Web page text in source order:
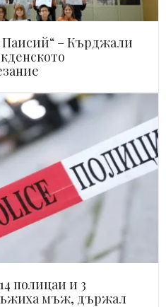
– Кърджали
полицаи и 3
мъж, държал